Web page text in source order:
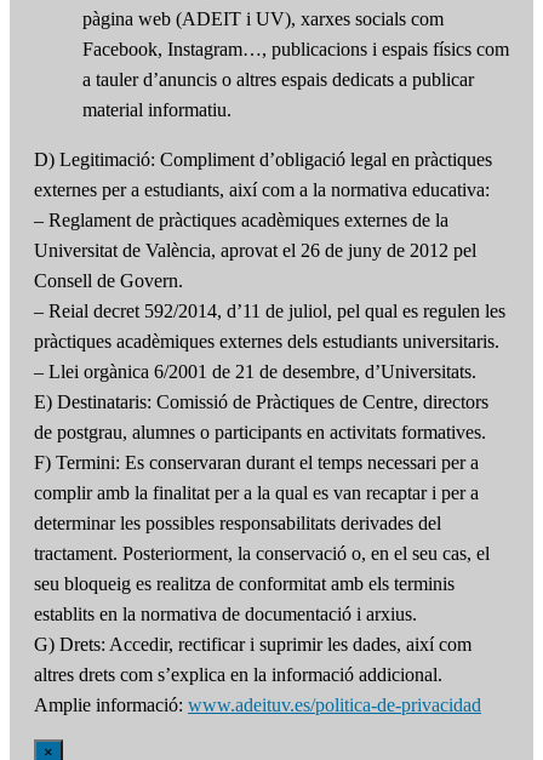
pàgina web (ADEIT i UV), xarxes socials com
Facebook, Instagram…, publicacions i espais físics com
a tauler d’anuncis o altres espais dedicats a publicar
material informatiu.
D) Legitimació: Compliment d’obligació legal en pràctiques
externes per a estudiants, així com a la normativa educativa:
– Reglament de pràctiques acadèmiques externes de la
Universitat de València, aprovat el 26 de juny de 2012 pel
Consell de Govern.
– Reial decret 592/2014, d’11 de juliol, pel qual es regulen les
pràctiques acadèmiques externes dels estudiants universitaris.
– Llei orgànica 6/2001 de 21 de desembre, d’Universitats.
E) Destinataris: Comissió de Pràctiques de Centre, directors
de postgrau, alumnes o participants en activitats formatives.
F) Termini: Es conservaran durant el temps necessari per a
complir amb la finalitat per a la qual es van recaptar i per a
determinar les possibles responsabilitats derivades del
tractament. Posteriorment, la conservació o, en el seu cas, el
seu bloqueig es realitza de conformitat amb els terminis
establits en la normativa de documentació i arxius.
G) Drets: Accedir, rectificar i suprimir les dades, així com
altres drets com s’explica en la informació addicional.
Amplie informació: www.adeituv.es/politica-de-privacidad
×